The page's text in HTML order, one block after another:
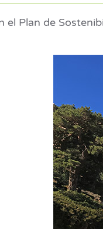
el Plan de